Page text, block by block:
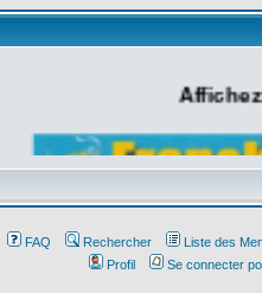
FAQ Rechercher
Liste des
Profil
Se connecter